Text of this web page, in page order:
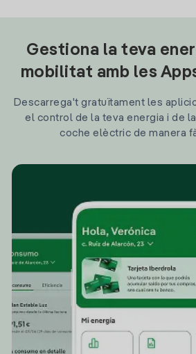
Gestiona la teva
mobilitat amb les
Descarrega't gratuïtament les
el control de la teva energia i de
coche elèctric de manera